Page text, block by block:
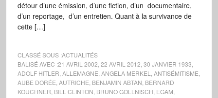
détour d’une émission, d’une fiction, d’un documentaire,
d’un reportage, d’un entretien. Quant à la survivance de
cette […]
CLASSÉ SOUS :ACTUALITÉS
BALISÉ AVEC :21 AVRIL 2002 22 AVRIL 2012 30 JANVIER 1933
ADOLF HITLER ALLEMAGNE ANGELA MERKEL ANTISÉMITISME
AUBE DORÉE AUTRICHE BENJAMIN ABTAN BERNARD
KOUCHNER BILL CLINTON BRUNO GOLLNISCH EGAM